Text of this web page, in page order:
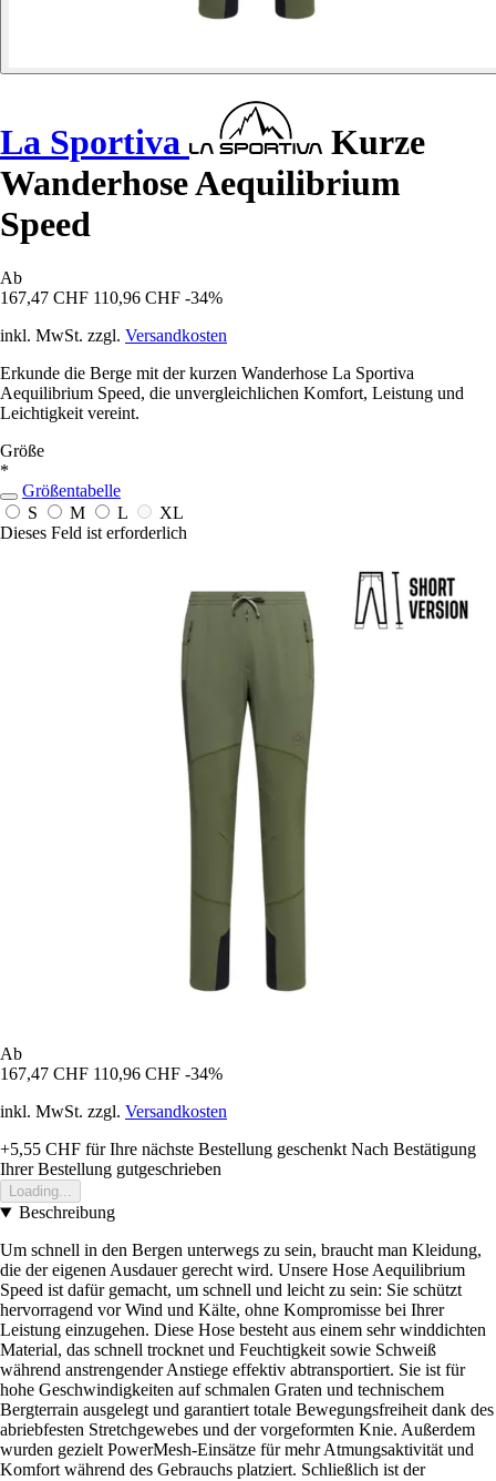
La Sportiva
Kurze
Wanderhose Aequilibrium
Speed
Ab
167,47 CHF 110,96 CHF -34%
inkl. MwSt. zzgl. Versandkosten
Erkunde die Berge mit der kurzen Wanderhose La Sportiva
Aequilibrium Speed, die unvergleichlichen Komfort, Leistung und
Leichtigkeit vereint.
Größe
*
Größentabelle
S
M L
XL
Dieses Feld ist erforderlich
Ab
167,47 CHF 110,96 CHF -34%
inkl. MwSt. zzgl. Versandkosten
+5,55 CHF für Ihre nächste Bestellung geschenkt Nach Bestätigung
Ihrer Bestellung gutgeschrieben
Loading...
Beschreibung
Um schnell in den Bergen unterwegs zu sein, braucht man Kleidung,
die der eigenen Ausdauer gerecht wird. Unsere Hose Aequilibrium
Speed ist dafür gemacht, um schnell und leicht zu sein: Sie schützt
hervorragend vor Wind und Kälte, ohne Kompromisse bei Ihrer
Leistung einzugehen. Diese Hose besteht aus einem sehr winddichten
Material, das schnell trocknet und Feuchtigkeit sowie Schweiß
während anstrengender Anstiege effektiv abtransportiert. Sie ist für
hohe Geschwindigkeiten auf schmalen Graten und technischem
Bergterrain ausgelegt und garantiert totale Bewegungsfreiheit dank des
abriebfesten Stretchgewebes und der vorgeformten Knie. Außerdem
wurden gezielt PowerMesh-Einsätze für mehr Atmungsaktivität und
Komfort während des Gebrauchs platziert. Schließlich ist der